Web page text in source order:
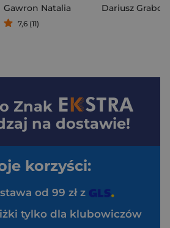
Gawron Natalia
7,6 (11)
Dariusz
Znak
na dostawie!
korzyści:
od 99 zł z
tylko dla klubowiczów